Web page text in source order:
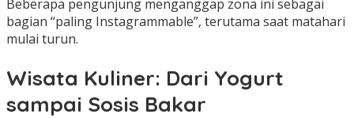
Beberapa pengunjung menganggap zona ini sebagai
bagian “paling Instagrammable”, terutama saat matahari
mulai turun.
Wisata Kuliner: Dari Yogurt
sampai Sosis Bakar